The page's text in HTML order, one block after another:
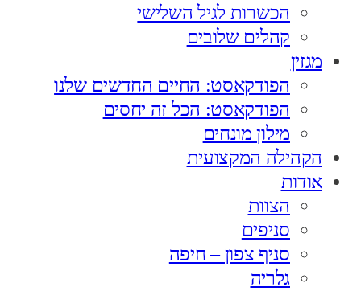
הכשרות לגיל השלישי
קהלים שלובים
מגזין
הפודקאסט: החיים החדשים שלנו
הפודקאסט: הכל זה יחסים
מילון מונחים
הקהילה המקצועית
אודות
הצוות
סניפים
סניף צפון – חיפה
גלריה